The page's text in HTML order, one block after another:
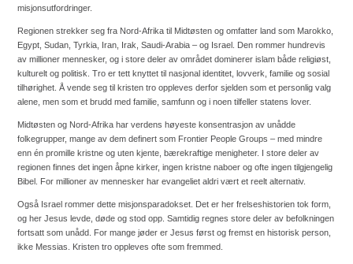
misjonsutfordringer.
Regionen strekker seg fra Nord-Afrika til Midtøsten og omfatter land som Marokko,
Egypt, Sudan, Tyrkia, Iran, Irak, Saudi-Arabia – og Israel. Den rommer hundrevis
av millioner mennesker, og i store deler av området dominerer islam både religiøst,
kulturelt og politisk. Tro er tett knyttet til nasjonal identitet, lovverk, familie og sosial
tilhørighet. Å vende seg til kristen tro oppleves derfor sjelden som et personlig valg
alene, men som et brudd med familie, samfunn og i noen tilfeller statens lover.
Midtøsten og Nord-Afrika har verdens høyeste konsentrasjon av unådde
folkegrupper, mange av dem definert som Frontier People Groups – med mindre
enn én promille kristne og uten kjente, bærekraftige menigheter. I store deler av
regionen finnes det ingen åpne kirker, ingen kristne naboer og ofte ingen tilgjengelig
Bibel. For millioner av mennesker har evangeliet aldri vært et reelt alternativ.
Også Israel rommer dette misjonsparadokset. Det er her frelseshistorien tok form,
og her Jesus levde, døde og stod opp. Samtidig regnes store deler av befolkningen
fortsatt som unådd. For mange jøder er Jesus først og fremst en historisk person,
ikke Messias. Kristen tro oppleves ofte som fremmed.